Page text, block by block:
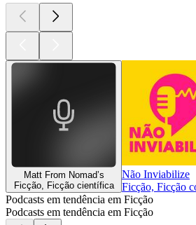
Matt From Nomad’s
Ficção, Ficção científica
Não Inviabilize
Ficção, Ficção
Podcasts em tendência em Ficção
Podcasts em tendência em Ficção